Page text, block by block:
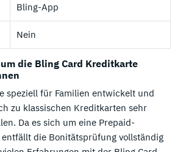
Bling-App
Nein
die Bling Card Kreditkarte
speziell für Familien entwickelt und
zu klassischen Kreditkarten sehr
Da es sich um eine Prepaid-
die Bonitätsprüfung vollständig